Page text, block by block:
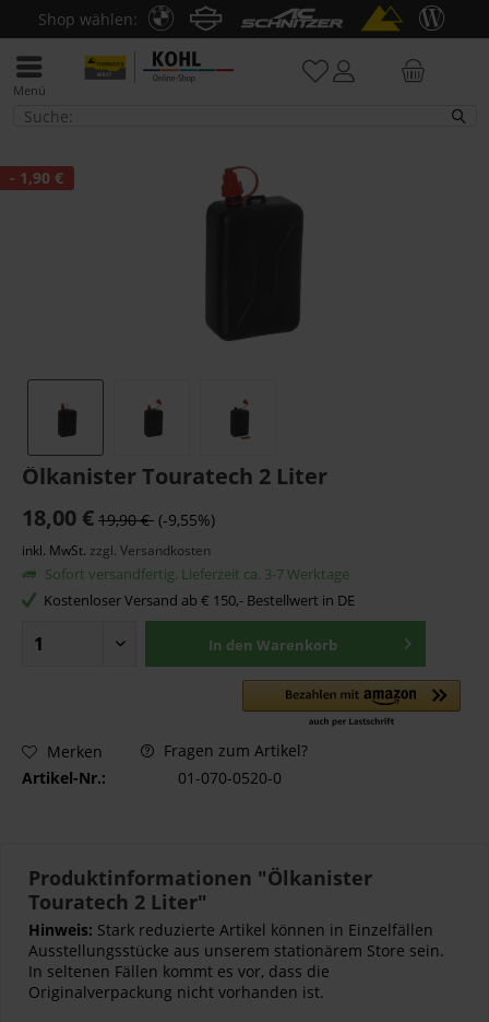
Shop wählen:
Menü
Kofferzubehör
- 1,90 €
Ölkanister Touratech 2 Liter
18,00 € 19,90 € (-9,55%)
inkl. MwSt. zzgl. Versandkosten
Sofort versandfertig. Lieferzeit ca. 3-7 Werktage
Kostenloser Versand ab € 150,- Bestellwert in DE
In den Warenkorb
Merken
Fragen zum Artikel?
Artikel-Nr.:
01-070-0520-0
Produktinformationen "Ölkanister
Touratech 2 Liter"
Hinweis: Stark reduzierte Artikel können in Einzelfällen
Ausstellungsstücke aus unserem stationärem Store sein.
In seltenen Fällen kommt es vor, dass die
Originalverpackung nicht vorhanden ist.